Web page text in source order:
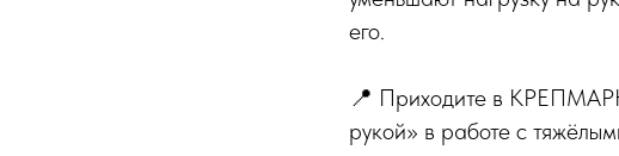
его.
📍 Приходите в
рукой» в работе с